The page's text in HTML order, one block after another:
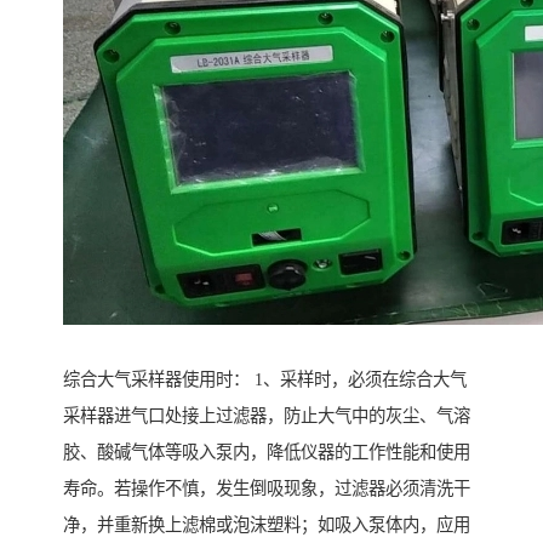
综合大气采样器使用时： 1、采样时，必须在综合大气
采样器进气口处接上过滤器，防止大气中的灰尘、气溶
胶、酸碱气体等吸入泵内，降低仪器的工作性能和使用
寿命。若操作不慎，发生倒吸现象，过滤器必须清洗干
净，并重新换上滤棉或泡沫塑料；如吸入泵体内，应用